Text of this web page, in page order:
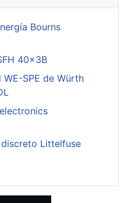
Bourns
40x3B
SPE de Würth
Littelfuse